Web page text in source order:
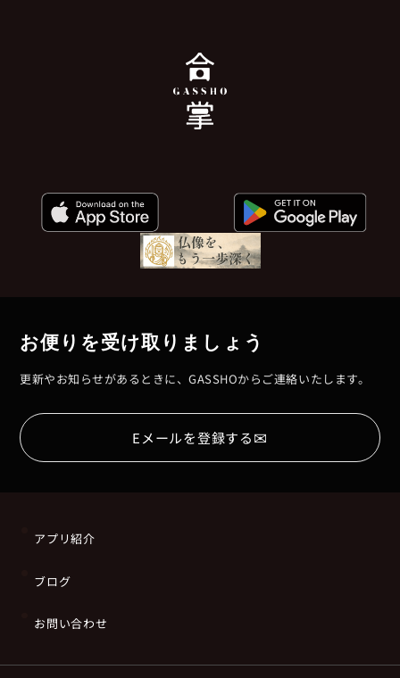
お便りを受け取りましょう
更新やお知らせがあるときに、GASSHOからご連絡いたします。
Eメールを登録する✉
アプリ紹介
ブログ
お問い合わせ